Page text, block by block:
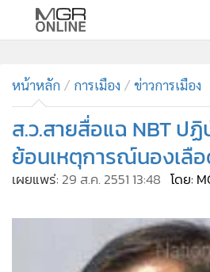
• ทันเหตุการณ์
• ภาคใต้
• ภูมิภาค
• Online Section
• บันเทิง
หน้าหลัก การเมือง ข่าวการเมือง
ส.ว.สายสื่อแฉ NBT ป
ย้อนเหตุการณ์นองเลื
เผยแพร่: 29 ส.ค. 2551 13:48 โดย: